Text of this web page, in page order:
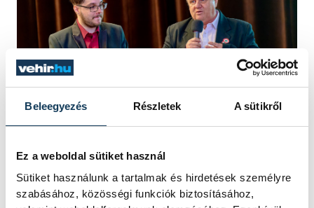
Beleegyezés Részletek A sütikről
Ez a weboldal sütiket használ
Sütiket használunk a tartalmak és hirdetések személyre
szabásához, közösségi funkciók biztosításához,
előadást is tartott a költő öccséről